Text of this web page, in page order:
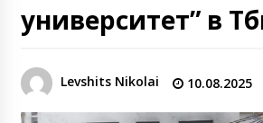
университет” в
Levshits Nikolai 10.08.2025